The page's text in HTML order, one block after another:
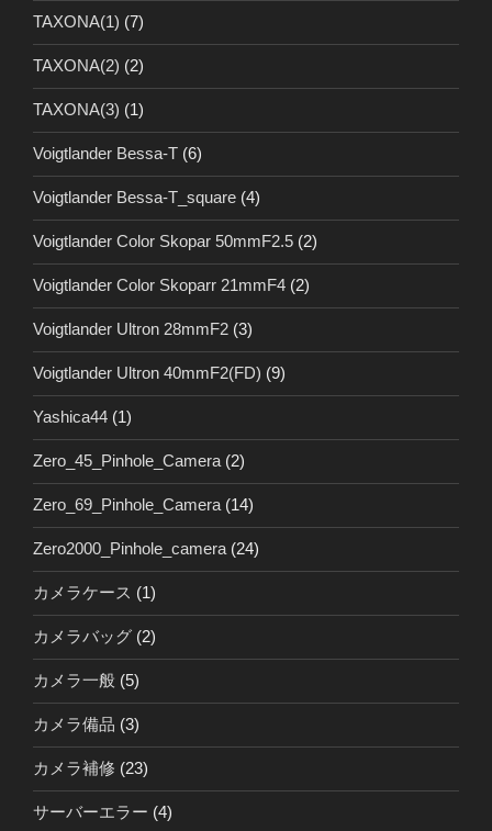
TAXONA(1) (7)
TAXONA(2) (2)
TAXONA(3) (1)
Voigtlander Bessa-T (6)
Voigtlander Bessa-T_square (4)
Voigtlander Color Skopar 50mmF2.5 (2)
Voigtlander Color Skoparr 21mmF4 (2)
Voigtlander Ultron 28mmF2 (3)
Voigtlander Ultron 40mmF2(FD) (9)
Yashica44 (1)
Zero_45_Pinhole_Camera (2)
Zero_69_Pinhole_Camera (14)
Zero2000_Pinhole_camera (24)
カメラケース (1)
カメラバッグ (2)
カメラ一般 (5)
カメラ備品 (3)
カメラ補修 (23)
サーバーエラー (4)